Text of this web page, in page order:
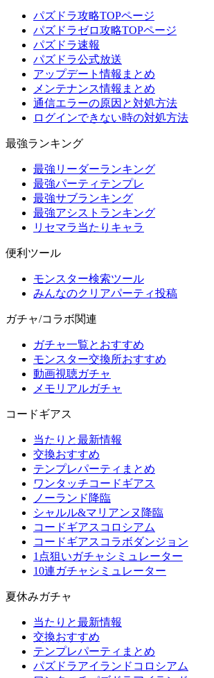
パズドラ攻略TOPページ
パズドラゼロ攻略TOPページ
パズドラ速報
パズドラ公式放送
アップデート情報まとめ
メンテナンス情報まとめ
通信エラーの原因と対処方法
ログインできない時の対処方法
最強ランキング
最強リーダーランキング
最強パーティテンプレ
最強サブランキング
最強アシストランキング
リセマラ当たりキャラ
便利ツール
モンスター検索ツール
みんなのクリアパーティ投稿
ガチャ/コラボ関連
ガチャ一覧とおすすめ
モンスター交換所おすすめ
動画視聴ガチャ
メモリアルガチャ
コードギアス
当たりと最新情報
交換おすすめ
テンプレパーティまとめ
ワンタッチコードギアス
ノーランド降臨
シャルル&マリアンヌ降臨
コードギアスコロシアム
コードギアスコラボダンジョン
1点狙いガチャシミュレーター
10連ガチャシミュレーター
夏休みガチャ
当たりと最新情報
交換おすすめ
テンプレパーティまとめ
パズドラアイランドコロシアム